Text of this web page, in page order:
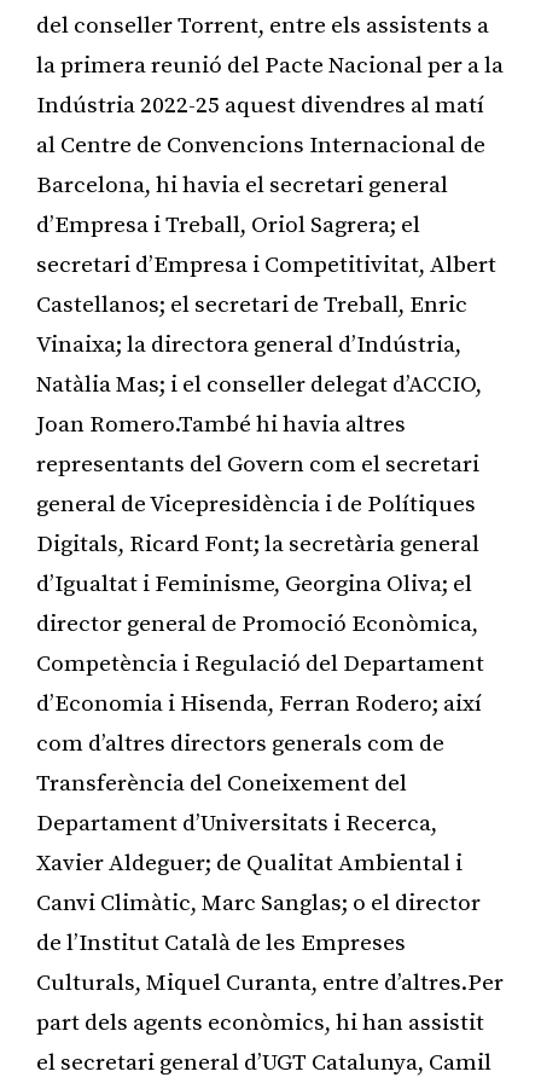
del conseller Torrent, entre els assistents a
la primera reunió del Pacte Nacional per a la
Indústria 2022-25 aquest divendres al matí
al Centre de Convencions Internacional de
Barcelona, hi havia el secretari general
d’Empresa i Treball, Oriol Sagrera; el
secretari d’Empresa i Competitivitat, Albert
Castellanos; el secretari de Treball, Enric
Vinaixa; la directora general d’Indústria,
Natàlia Mas; i el conseller delegat d’ACCIO,
Joan Romero.També hi havia altres
representants del Govern com el secretari
general de Vicepresidència i de Polítiques
Digitals, Ricard Font; la secretària general
d’Igualtat i Feminisme, Georgina Oliva; el
director general de Promoció Econòmica,
Competència i Regulació del Departament
d’Economia i Hisenda, Ferran Rodero; així
com d’altres directors generals com de
Transferència del Coneixement del
Departament d’Universitats i Recerca,
Xavier Aldeguer; de Qualitat Ambiental i
Canvi Climàtic, Marc Sanglas; o el director
de l’Institut Català de les Empreses
Culturals, Miquel Curanta, entre d’altres.Per
part dels agents econòmics, hi han assistit
el secretari general d’UGT Catalunya, Camil